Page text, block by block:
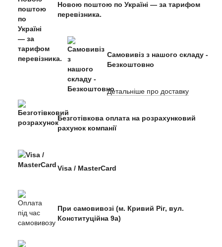
Новою поштою по Україні — за тарифом
перевізника.
Самовивіз з нашого складу -
Безкоштовно
Детальніше про доставку
Безготівкова оплата на розрахунковий
рахунок компанії
Visa / MasterCard
При самовивозі (м. Кривий Ріг, вул.
Конституційна 9а)